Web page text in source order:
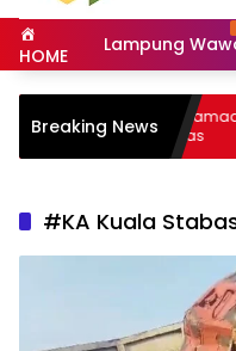
HOME Lampung
Breaking News
AKBP Ramadhona
& Curas
#KA Kuala